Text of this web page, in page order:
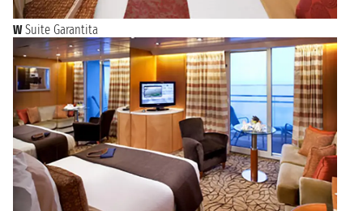
W Suite Garantita